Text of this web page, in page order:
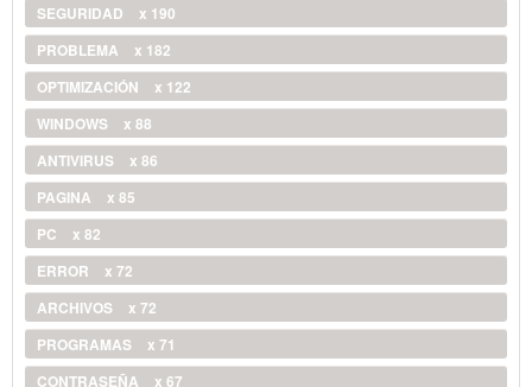
SEGURIDAD
x 190
PROBLEMA
x 182
OPTIMIZACIÓN
x 122
WINDOWS
x 88
ANTIVIRUS
x 86
PAGINA
x 85
PC
x 82
ERROR
x 72
ARCHIVOS
x 72
PROGRAMAS
x 71
CONTRASEÑA
x 67